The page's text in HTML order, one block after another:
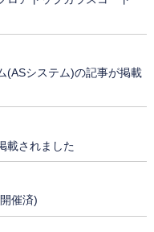
(ASシステム)の記事が掲載
載されました
催済)